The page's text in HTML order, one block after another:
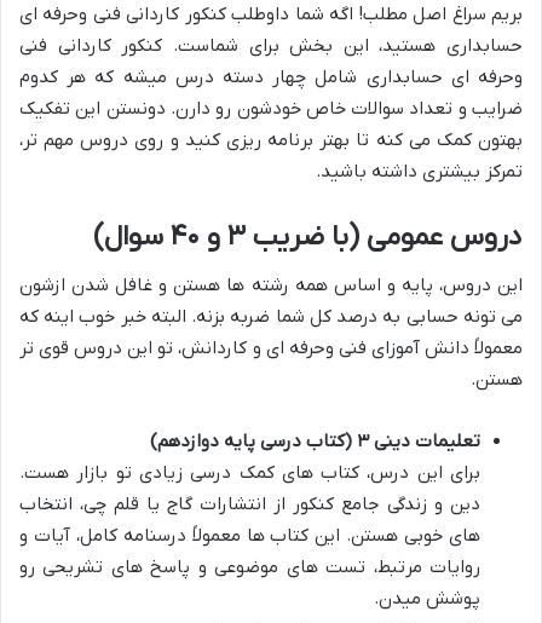
بریم سراغ اصل مطلب! اگه شما داوطلب کنکور کاردانی فنی وحرفه ای
حسابداری هستید، این بخش برای شماست. کنکور کاردانی فنی
وحرفه ای حسابداری شامل چهار دسته درس میشه که هر کدوم
ضرایب و تعداد سوالات خاص خودشون رو دارن. دونستن این تفکیک
بهتون کمک می کنه تا بهتر برنامه ریزی کنید و روی دروس مهم تر،
تمرکز بیشتری داشته باشید.
دروس عمومی (با ضریب ۳ و ۴۰ سوال)
این دروس، پایه و اساس همه رشته ها هستن و غافل شدن ازشون
می تونه حسابی به درصد کل شما ضربه بزنه. البته خبر خوب اینه که
معمولاً دانش آموزای فنی وحرفه ای و کاردانش، تو این دروس قوی تر
هستن.
تعلیمات دینی ۳ (کتاب درسی پایه دوازدهم)
برای این درس، کتاب های کمک درسی زیادی تو بازار هست.
دین و زندگی جامع کنکور از انتشارات گاج یا قلم چی، انتخاب
های خوبی هستن. این کتاب ها معمولاً درسنامه کامل، آیات و
روایات مرتبط، تست های موضوعی و پاسخ های تشریحی رو
پوشش میدن.